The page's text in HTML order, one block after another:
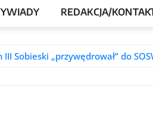
REDAKCJA/
III Sobieski „przywędrował” do